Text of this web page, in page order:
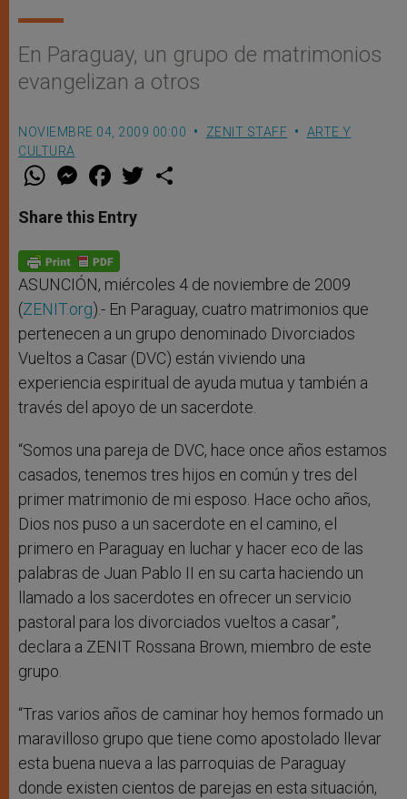
En Paraguay, un grupo de matrimonios
evangelizan a otros
NOVIEMBRE 04, 2009 00:00 ZENIT STAFF
ARTE Y
CULTURA
W
t
s
p
p
M
e
s
e
g
e
r
F
a
e
b
o
k
w
Share this Entry
ASUNCIÓN, miércoles 4 de noviembre de 2009
(ZENIT.org).- En Paraguay, cuatro matrimonios que
pertenecen a un grupo denominado Divorciados
Vueltos a Casar (DVC) están viviendo una
experiencia espiritual de ayuda mutua y también a
través del apoyo de un sacerdote.
“Somos una pareja de DVC, hace once años estamos
casados, tenemos tres hijos en común y tres del
primer matrimonio de mi esposo. Hace ocho años,
Dios nos puso a un sacerdote en el camino, el
primero en Paraguay en luchar y hacer eco de las
palabras de Juan Pablo II en su carta haciendo un
llamado a los sacerdotes en ofrecer un servicio
pastoral para los divorciados vueltos a casar”,
declara a ZENIT Rossana Brown, miembro de este
grupo.
“Tras varios años de caminar hoy hemos formado un
maravilloso grupo que tiene como apostolado llevar
esta buena nueva a las parroquias de Paraguay
donde existen cientos de parejas en esta situación,